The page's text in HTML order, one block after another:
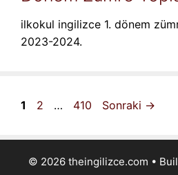
ilkokul ingilizce 1. dönem
2023-2024.
Sayfa
1 Sayfa
2 … Sayfa
410 Sonraki →
© 2026 theingilizce.com •